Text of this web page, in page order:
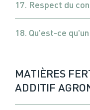
17. Respect du
18. Qu'est-ce
MATIÈRES
ADDITIF